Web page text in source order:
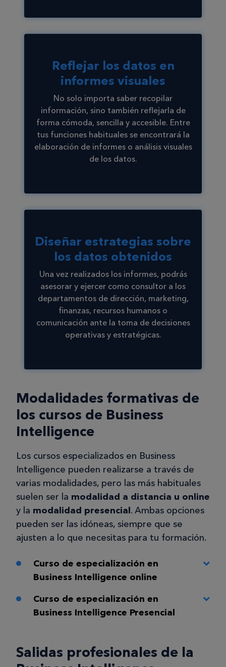
Reflejar los datos en
informes visuales
No solo importa saber recopilar
información, sino también reflejarla de
forma cómoda, sencilla y accesible. Entre
tus funciones habituales se encontrará la
elaboración de informes o análisis visuales
de los datos.
Diseñar estrategias sobre
los datos obtenidos
Una vez realizados los informes, podrás
asesorar y ejercer como consultor a los
departamentos de dirección, marketing,
finanzas, recursos humanos o
comunicación ante la toma de decisiones
operativas y estratégicas.
Modalidades formativas de
los cursos de Business
Intelligence
Los cursos especializados en Business
Intelligence pueden realizarse a través de
varias modalidades, pero las más habituales
suelen ser la modalidad a distancia u online
y la modalidad presencial. Ambas opciones
pueden ser las idóneas, siempre que se
ajusten a lo que necesitas para tu formación.
Curso de especialización en
Business Intelligence online
Curso de especialización en
Business Intelligence Presencial
Salidas profesionales de la